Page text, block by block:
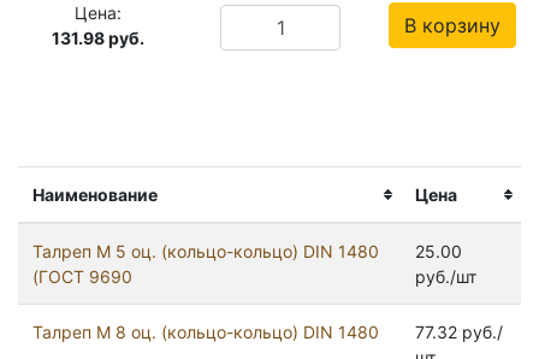
Наименование Цена
Талреп М 5 оц. (кольцо-кольцо) DIN 1480
(ГОСТ 9690
25.00
руб./шт
Талреп М 8 оц. (кольцо-кольцо) DIN 1480
77.32 руб./
Цена:
131.98руб.
В корзину